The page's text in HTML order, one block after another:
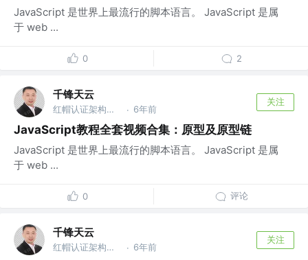
JavaScript 是世界上最流行的脚本语言。 JavaScript 是属
于 web ...
0 2
千锋天云
红帽认证架构师 @千锋教育 · 6年前
关注
JavaScript教程全套视频合集：原型及原型链
JavaScript 是世界上最流行的脚本语言。 JavaScript 是属
于 web ...
0 评论
千锋天云
红帽认证架构师 @千锋教育 · 6年前
关注